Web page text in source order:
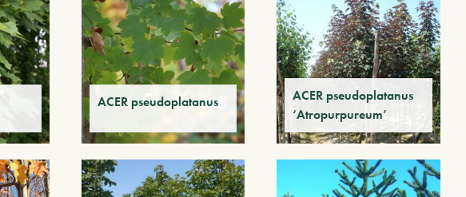
ACER pseudoplatanus
ACER pseudoplatanus
‘Atropurpureum’